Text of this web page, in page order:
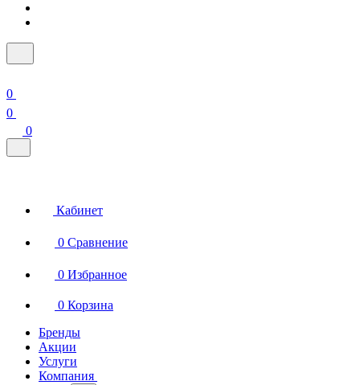
0
0
0
Кабинет
0 Сравнение
0 Избранное
0 Корзина
Бренды
Акции
Услуги
Компания